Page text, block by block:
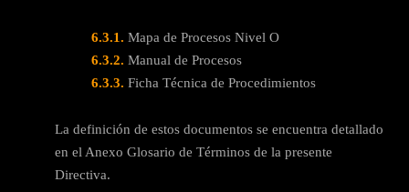
6.3.1. Mapa de Procesos Nivel O
6.3.2. Manual de Procesos
6.3.3. Ficha Técnica de Procedimientos
La definición de estos documentos se encuentra detallado
en el Anexo Glosario de Términos de la presente
Directiva.